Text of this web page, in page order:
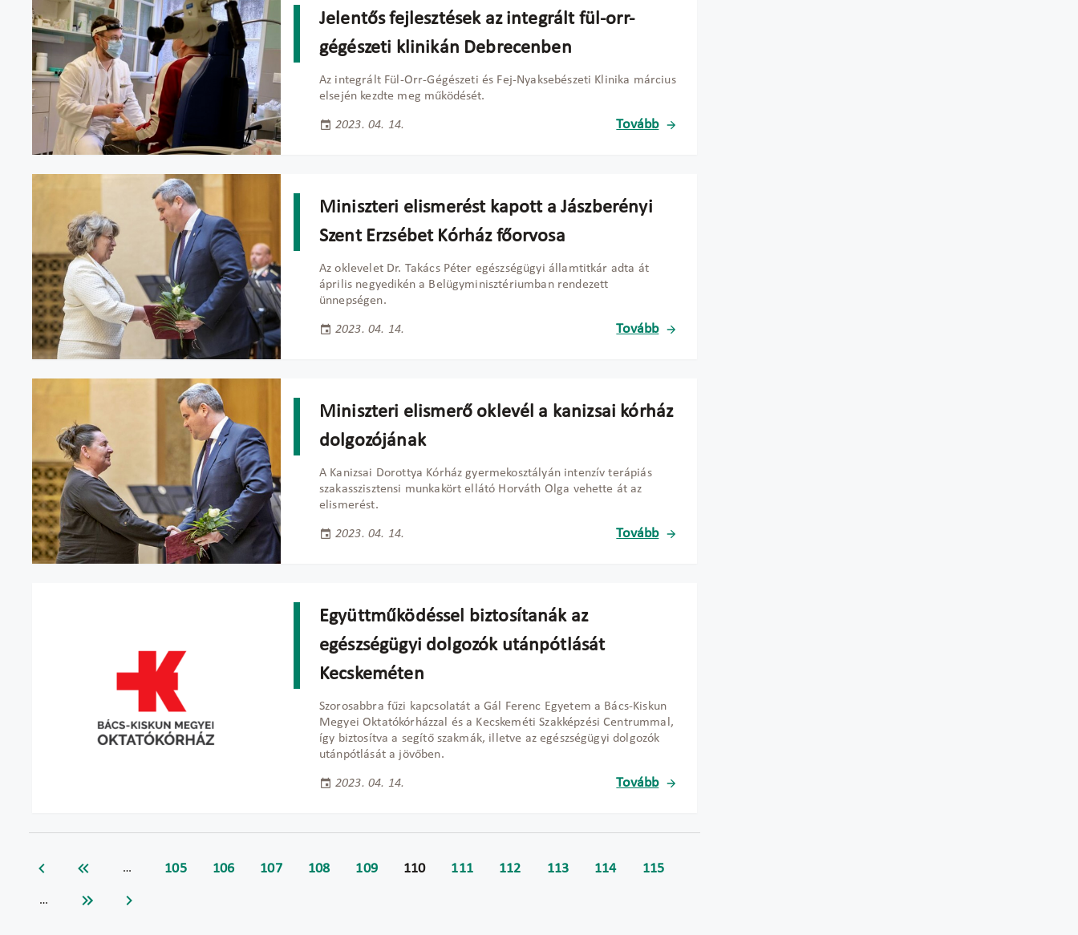
Jelentős fejlesztések az integrált fül-orr-
gégészeti klinikán Debrecenben
Az integrált Fül-Orr-Gégészeti és Fej-Nyaksebészeti Klinika március
elsején kezdte meg működését.
2023. 04. 14. Tovább
Miniszteri elismerést kapott a Jászberényi
Szent Erzsébet Kórház főorvosa
Az oklevelet Dr. Takács Péter egészségügyi államtitkár adta át
április negyedikén a Belügyminisztériumban rendezett
ünnepségen.
2023. 04. 14. Tovább
Miniszteri elismerő oklevél a kanizsai kórház
dolgozójának
A Kanizsai Dorottya Kórház gyermekosztályán intenzív terápiás
szakasszisztensi munkakört ellátó Horváth Olga vehette át az
elismerést.
2023. 04. 14. Tovább
Együttműködéssel biztosítanák az
egészségügyi dolgozók utánpótlását
Kecskeméten
Szorosabbra fűzi kapcsolatát a Gál Ferenc Egyetem a Bács-Kiskun
Megyei Oktatókórházzal és a Kecskeméti Szakképzési Centrummal,
így biztosítva a segítő szakmák, illetve az egészségügyi dolgozók
utánpótlását a jövőben.
2023. 04. 14. Tovább
… 105 106 107 108 109 110 111 112 113 114 115
…